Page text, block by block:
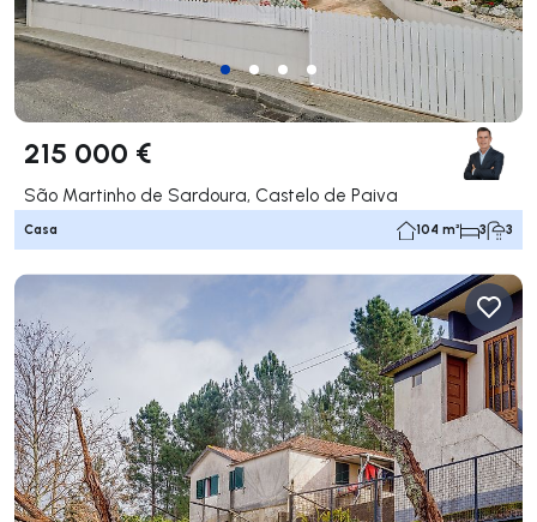
215 000 €
São Martinho de Sardoura, Castelo de Paiva
Casa 104 m² 3 3